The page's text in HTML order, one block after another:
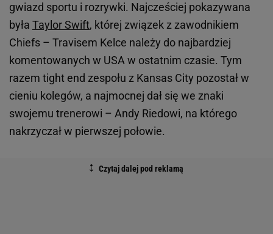
gwiazd sportu i rozrywki. Najcześciej pokazywana
była Taylor Swift, której związek z zawodnikiem
Chiefs – Travisem Kelce należy do najbardziej
komentowanych w USA w ostatnim czasie. Tym
razem tight end zespołu z Kansas City pozostał w
cieniu kolegów, a najmocnej dał się we znaki
swojemu trenerowi – Andy Riedowi, na którego
nakrzyczał w pierwszej połowie.